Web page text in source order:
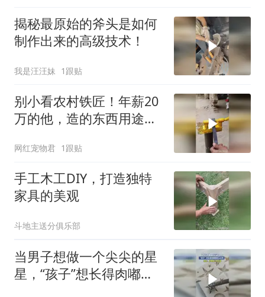
揭秘最原始的斧头是如何
制作出来的高级技术！
我是汪汪妹 1跟贴
别小看农村铁匠！年薪20
万的他，造的东西用途太
网红宠物君 1跟贴
手工木工DIY，打造独特
家具的美观
斗地主送分俱乐部
当男子想做一个尖尖的星
星，“孩子”想长得肉嘟嘟